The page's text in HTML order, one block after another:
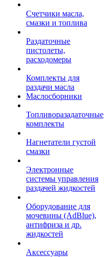
Счетчики масла,
смазки и топлива
Раздаточные
пистолеты,
расходомеры
Комплекты для
раздачи масла
Маслосборники
Топливоразадаточные
комплекты
Нагнетатели густой
смазки
Электронные
системы управления
раздачей жидкостей
Оборудование для
мочевины (AdBlue),
антифриза и др.
жидкостей
Аксессуары